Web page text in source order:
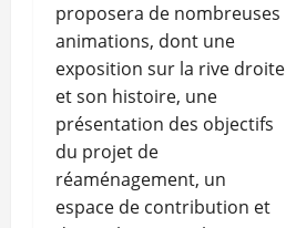
proposera de nombreuses
animations, dont une
exposition sur la rive droite
et son histoire, une
présentation des objectifs
du projet de
réaménagement, un
espace de contribution et